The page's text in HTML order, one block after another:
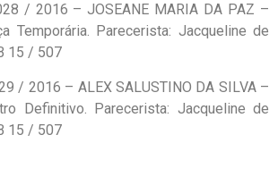
/ 2016 – JOSEANE MARIA DA PAZ –
Temporária. Parecerista: Jacqueline de
15 / 507
/ 2016 – ALEX SALUSTINO DA SILVA –
Definitivo. Parecerista: Jacqueline de
15 / 507